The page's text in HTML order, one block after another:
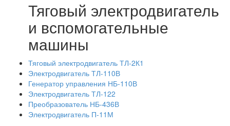
Тяговый электродвигатель
и вспомогательные
машины
Тяговый электродвигатель ТЛ-2К1
Электродвигатель ТЛ-110В
Генератор управления НБ-110В
Электродвигатель ТЛ-122
Преобразователь НБ-436В
Электродвигатель П-11М